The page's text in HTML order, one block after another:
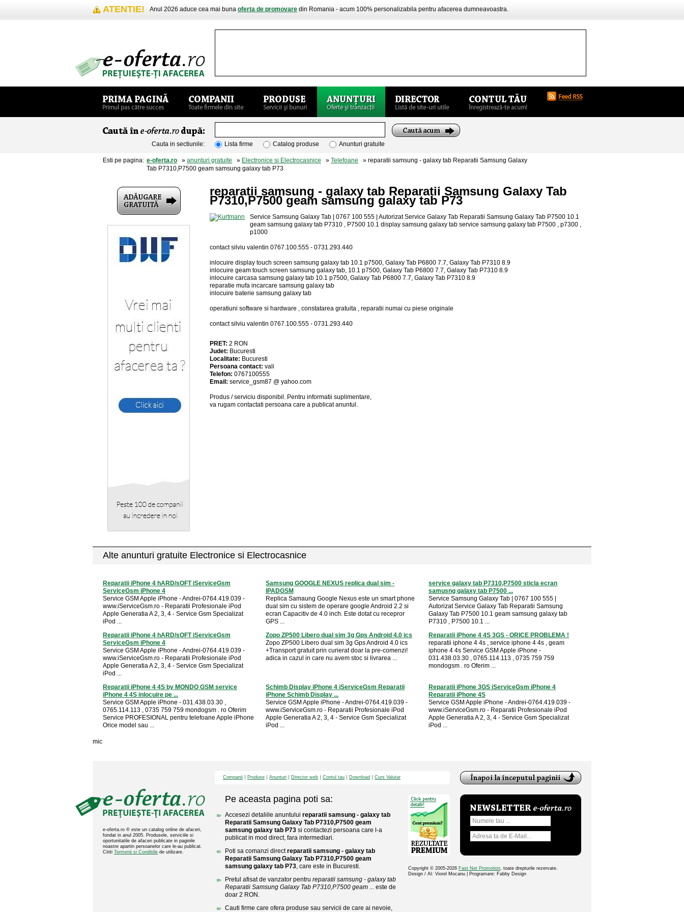
ATENTIE! Anul 2026 aduce cea mai buna oferta de promovare din Romania - acum 100% personalizabila pentru afacerea dumneavoastra.
Cauta in sectiunile: Lista firme Catalog produse Anunturi gratuite
Esti pe pagina: e-oferta.ro » anunturi gratuite » Electronice si Electrocasnice » Telefoane » reparatii samsung - galaxy tab Reparatii Samsung Galaxy
Tab P7310,P7500 geam samsung galaxy tab P73
reparatii samsung - galaxy tab Reparatii Samsung Galaxy Tab
P7310,P7500 geam samsung galaxy tab P73
Service Samsung Galaxy Tab | 0767 100 555 | Autorizat Service Galaxy Tab Reparatii Samsung Galaxy Tab P7500 10.1
geam samsung galaxy tab P7310 , P7500 10.1 display samsung galaxy tab service samsung galaxy tab P7500 , p7300 ,
p1000
contact silviu valentin 0767.100.555 - 0731.293.440
inlocuire display touch screen samsung galaxy tab 10.1 p7500, Galaxy Tab P6800 7.7, Galaxy Tab P7310 8.9
inlocuire geam touch screen samsung galaxy tab, 10.1 p7500, Galaxy Tab P6800 7.7, Galaxy Tab P7310 8.9
inlocuire carcasa samsung galaxy tab 10.1 p7500, Galaxy Tab P6800 7.7, Galaxy Tab P7310 8.9
reparatie mufa incarcare samsung galaxy tab
inlocuire baterie samsung galaxy tab
operatiuni software si hardware , constatarea gratuita , reparatii numai cu piese originale
contact silviu valentin 0767.100.555 - 0731.293.440
PRET: 2 RON
Judet: Bucuresti
Localitate: Bucuresti
Persoana contact: vali
Telefon: 0767100555
Email: service_gsm87 @ yahoo.com
Produs / serviciu disponibil . Pentru informatii suplimentare,
va rugam contactati persoana care a publicat anuntul.
Alte anunturi gratuite Electronice si Electrocasnice
Reparatii iPhone 4 hARD/sOFT iServiceGsm
ServiceGsm iPhone 4
Service GSM Apple iPhone - Andrei-0764.419.039 -
www.iServiceGsm.ro - Reparatii Profesionale iPod
Apple Generatia A 2, 3, 4 - Service Gsm Specializat
iPod ...
Samsung GOOGLE NEXUS replica dual sim -
IPADGSM
Replica Samaung Google Nexus este un smart phone
dual sim cu sistem de operare google Android 2.2 si
ecran Capacitiv de 4.0 inch. Este dotat cu recepror
GPS ...
service galaxy tab P7310,P7500 sticla ecran
samusng galaxy tab P7500 ...
Service Samsung Galaxy Tab | 0767 100 555 |
Autorizat Service Galaxy Tab Reparatii Samsung
Galaxy Tab P7500 10.1 geam samsung galaxy tab
P7310 , P7500 10.1 ...
Reparatii iPhone 4 hARD/sOFT iServiceGsm
ServiceGsm iPhone 4
Service GSM Apple iPhone - Andrei-0764.419.039 -
www.iServiceGsm.ro - Reparatii Profesionale iPod
Apple Generatia A 2, 3, 4 - Service Gsm Specializat
iPod ...
Zopo ZP500 Libero dual sim 3g Gps Android 4.0 ics
Zopo ZP500 Libero dual sim 3g Gps Android 4.0 ics
+Transport gratuit prin curierat doar la pre-comenzi!
adica in cazul in care nu avem stoc si livrarea ...
Reparatii iPhone 4 4S 3GS - ORICE PROBLEMA !
reparatii iphone 4 4s , service iphone 4 4s , geam
iphone 4 4s Service GSM Apple iPhone -
031.438.03.30 , 0765.114.113 , 0735 759 759
mondogsm . ro Oferim ...
Reparatii iPhone 4 4S by MONDO GSM service
iPhone 4 4S inlocuire pe ...
Service GSM Apple iPhone - 031.438.03.30 ,
0765.114.113 , 0735 759 759 mondogsm . ro Oferim
Service PROFESIONAL pentru telefoane Apple iPhone
Orice model sau ...
Schimb Display iPhone 4 iServiceGsm Reparatii
iPhone Schimb Display ...
Service GSM Apple iPhone - Andrei-0764.419.039 -
www.iServiceGsm.ro - Reparatii Profesionale iPod
Apple Generatia A 2, 3, 4 - Service Gsm Specializat
iPod ...
Reparatii iPhone 3GS iServiceGsm iPhone 4
Reparatii iPhone 4S
Service GSM Apple iPhone - Andrei-0764.419.039 -
www.iServiceGsm.ro - Reparatii Profesionale iPod
Apple Generatia A 2, 3, 4 - Service Gsm Specializat
iPod ...
mic
e-oferta.ro ® este un catalog online de afaceri,
fondat in anul 2005. Produsele, serviciile si
oportunitatile de afaceri publicate in paginile
noastre apartin persoanelor care le-au publicat.
Cititi Termenii si Conditiile de utilizare.
Companii Produse Anunturi Director web Contul tau Download Curs Valutar
Pe aceasta pagina poti sa:
Accesezi detaliile anuntului reparatii samsung - galaxy tab
Reparatii Samsung Galaxy Tab P7310,P7500 geam
samsung galaxy tab P73 si contactezi persoana care l-a
publicat in mod direct, fara intermediari.
Poti sa comanzi directreparatii samsung - galaxy tab
Reparatii Samsung Galaxy Tab P7310,P7500 geam
samsung galaxy tab P73, care este in Bucuresti.
Pretul afisat de vanzator pentru reparatii samsung - galaxy tab
Reparatii Samsung Galaxy Tab P7310,P7500 geam ... este de
doar 2 RON.
Cauti firme care ofera produse sau servicii de care ai nevoie,
Copyright © 2005-2026 Fast Net Promotion, toate drepturile rezervate.
Design / AI: Viorel Mocanu | Programare: Fabby Design